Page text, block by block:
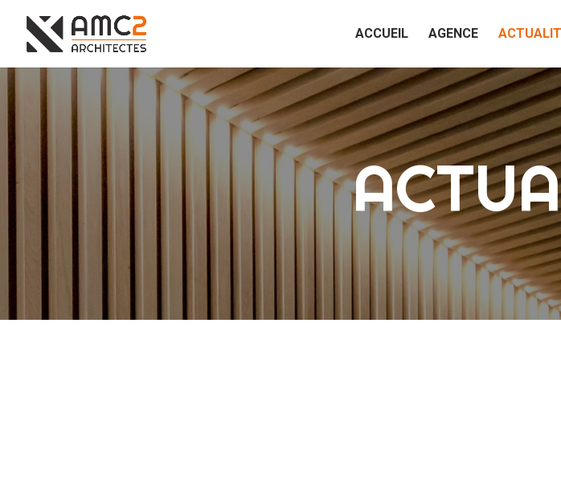
ACCUEIL AGENCE